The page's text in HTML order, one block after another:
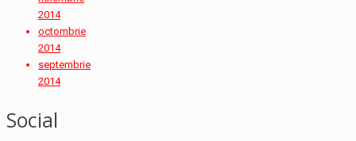
2014
octombrie
2014
septembrie
2014
Social